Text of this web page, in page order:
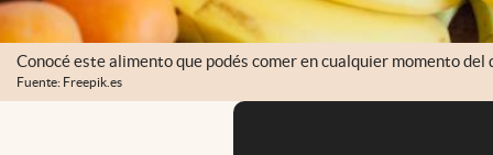
Conocé este alimento que podés comer en cualquier momento del
Fuente: Freepik.es